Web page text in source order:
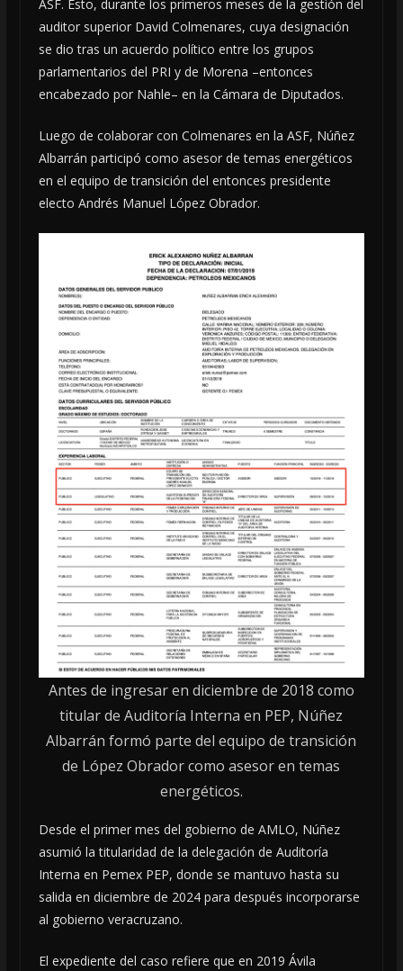
ASF. Esto, durante los primeros meses de la gestión del
auditor superior David Colmenares, cuya designación
se dio tras un acuerdo político entre los grupos
parlamentarios del PRI y de Morena –entonces
encabezado por Nahle– en la Cámara de Diputados.
Luego de colaborar con Colmenares en la ASF, Núñez
Albarrán participó como asesor de temas energéticos
en el equipo de transición del entonces presidente
electo Andrés Manuel López Obrador.
Antes de ingresar en diciembre de 2018 como
titular de Auditoría Interna en PEP, Núñez
Albarrán formó parte del equipo de transición
de López Obrador como asesor en temas
energéticos.
Desde el primer mes del gobierno de AMLO, Núñez
asumió la titularidad de la delegación de Auditoría
Interna en Pemex PEP, donde se mantuvo hasta su
salida en diciembre de 2024 para después incorporarse
al gobierno veracruzano.
El expediente del caso refiere que en 2019 Ávila